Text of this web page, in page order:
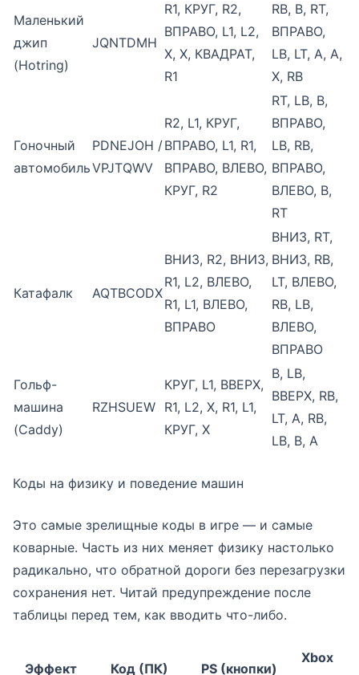
Маленький
джип
(Hotring)
JQNTDMH
R1, КРУГ, R2,
ВПРАВО, L1, L2,
X, X, КВАДРАТ,
R1
RB, B, RT,
ВПРАВО,
LB, LT, A, A,
X, RB
Гоночный
автомобиль
PDNEJOH /
VPJTQWV
R2, L1, КРУГ,
ВПРАВО, L1, R1,
ВПРАВО, ВЛЕВО,
КРУГ, R2
RT, LB, B,
ВПРАВО,
LB, RB,
ВПРАВО,
ВЛЕВО, B,
RT
Катафалк AQTBCODX
ВНИЗ, R2, ВНИЗ,
R1, L2, ВЛЕВО,
R1, L1, ВЛЕВО,
ВПРАВО
ВНИЗ, RT,
ВНИЗ, RB,
LT, ВЛЕВО,
RB, LB,
ВЛЕВО,
ВПРАВО
Гольф-
машина
(Caddy)
RZHSUEW
КРУГ, L1, ВВЕРХ,
R1, L2, X, R1, L1,
КРУГ, X
B, LB,
ВВЕРХ, RB,
LT, A, RB,
LB, B, A
Коды на физику и поведение машин
Это самые зрелищные коды в игре — и самые
коварные. Часть из них меняет физику настолько
радикально, что обратной дороги без перезагрузки
сохранения нет. Читай предупреждение после
таблицы перед тем, как вводить что-либо.
Эффект Код (ПК) PS (кнопки)
Xbox